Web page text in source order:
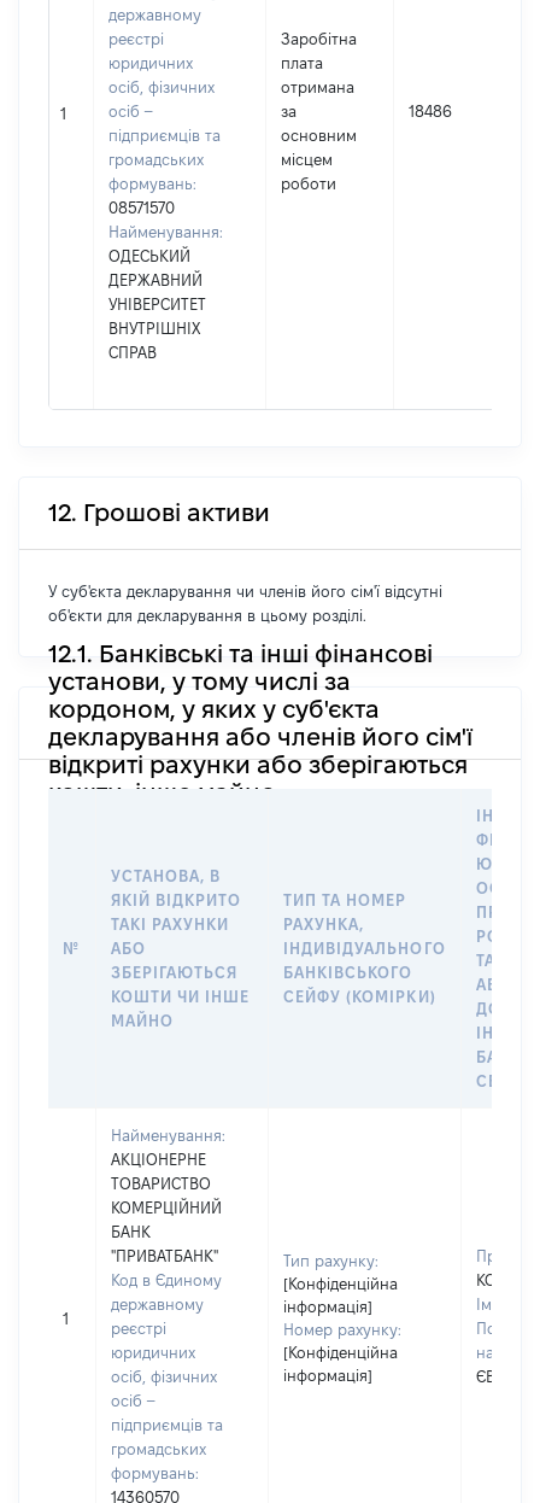
1
державному
реєстрі
юридичних
осіб, фізичних
осіб –
підприємців та
громадських
формувань:
08571570
Найменування:
ОДЕСЬКИЙ
ДЕРЖАВНИЙ
УНІВЕРСИТЕТ
ВНУТРІШНІХ
СПРАВ
Заробітна
плата
отримана
за
основним
місцем
роботи
18486
12. Грошові активи
У суб'єкта декларування чи членів його сім'ї відсутні
об'єкти для декларування в цьому розділі.
12.1. Банківські та інші фінансові
установи, у тому числі за
кордоном, у яких у суб'єкта
декларування або членів його сім'ї
відкриті рахунки або зберігаються
кошти, інше майно
№
УСТАНОВА, В
ЯКІЙ ВІДКРИТО
ТАКІ РАХУНКИ
АБО
ЗБЕРІГАЮТЬСЯ
КОШТИ ЧИ ІНШЕ
МАЙНО
ТИП ТА НОМЕР
РАХУНКА,
ІНДИВІДУАЛЬНОГО
БАНКІВСЬКОГО
СЕЙФУ (КОМІРКИ)
ПРАВО
ТАКИМ
АБО
ДО
СЕЙФУ
1
Найменування:
АКЦІОНЕРНЕ
ТОВАРИСТВО
КОМЕРЦІЙНИЙ
БАНК
"ПРИВАТБАНК"
Код в Єдиному
державному
реєстрі
юридичних
осіб, фізичних
осіб –
підприємців та
громадських
формувань:
14360570
Тип рахунку:
[Конфіденційна
інформація]
Номер рахунку:
[Конфіденційна
інформація]
Ім'я:
По